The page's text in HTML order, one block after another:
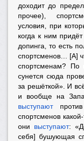
доходит до
прочее),
условия, при
когда к ним
допинга, то есть
спортсменов… [А]
спортсменам? По
сунется сюда
за решёткой». И
и вообще на
выступаютпротив
спортсменов
они выступают:
себя] бушующая